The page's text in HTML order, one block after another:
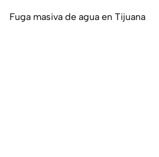
Fuga masiva de agua en Tijuana